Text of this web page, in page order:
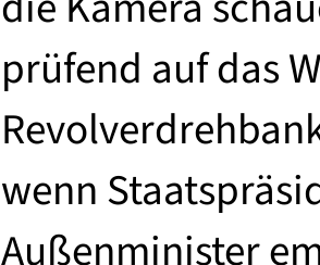
prüfend auf das
wenn
Außenminister